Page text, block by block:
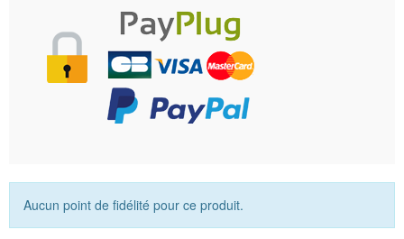
Aucun point de fidélité pour ce produit.